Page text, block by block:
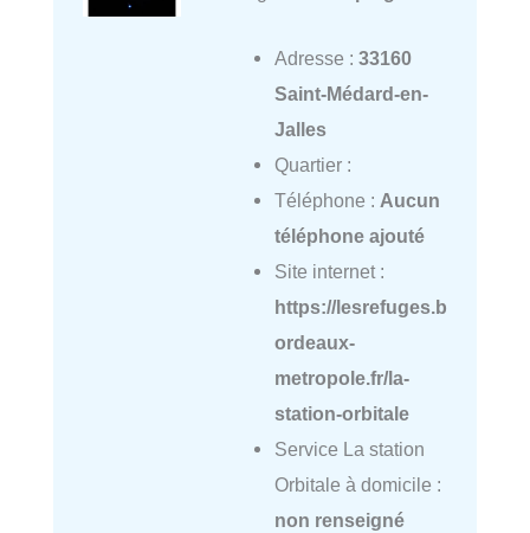
Adresse : 33160
Saint-Médard-en-
Jalles
Quartier :
Téléphone : Aucun
téléphone ajouté
Site internet :
https://lesrefuges.b
ordeaux-
metropole.fr/la-
station-orbitale
Service La station
Orbitale à domicile :
non renseigné